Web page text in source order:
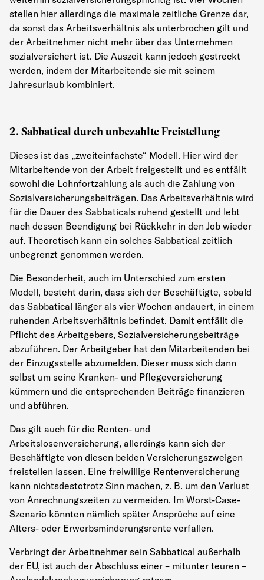
stellen hier allerdings die maximale zeitliche Grenze dar,
da sonst das Arbeitsverhältnis als unterbrochen gilt und
der Arbeitnehmer nicht mehr über das Unternehmen
sozialversichert ist. Die Auszeit kann jedoch gestreckt
werden, indem der Mitarbeitende sie mit seinem
Jahresurlaub kombiniert.
2. Sabbatical durch unbezahlte Freistellung
Dieses ist das „zweiteinfachste“ Modell. Hier wird der
Mitarbeitende von der Arbeit freigestellt und es entfällt
sowohl die Lohnfortzahlung als auch die Zahlung von
Sozialversicherungsbeiträgen. Das Arbeitsverhältnis wird
für die Dauer des Sabbaticals ruhend gestellt und lebt
nach dessen Beendigung bei Rückkehr in den Job wieder
auf. Theoretisch kann ein solches Sabbatical zeitlich
unbegrenzt genommen werden.
Die Besonderheit, auch im Unterschied zum ersten
Modell, besteht darin, dass sich der Beschäftigte, sobald
das Sabbatical länger als vier Wochen andauert, in einem
ruhenden Arbeitsverhältnis befindet. Damit entfällt die
Pflicht des Arbeitgebers, Sozialversicherungsbeiträge
abzuführen. Der Arbeitgeber hat den Mitarbeitenden bei
der Einzugsstelle abzumelden. Dieser muss sich dann
selbst um seine Kranken- und Pflegeversicherung
kümmern und die entsprechenden Beiträge finanzieren
und abführen.
Das gilt auch für die Renten- und
Arbeitslosenversicherung, allerdings kann sich der
Beschäftigte von diesen beiden Versicherungszweigen
freistellen lassen. Eine freiwillige Rentenversicherung
kann nichtsdestotrotz Sinn machen, z. B. um den Verlust
von Anrechnungszeiten zu vermeiden. Im Worst-Case-
Szenario könnten nämlich später Ansprüche auf eine
Alters- oder Erwerbsminderungsrente verfallen.
Verbringt der Arbeitnehmer sein Sabbatical außerhalb
der EU, ist auch der Abschluss einer – mitunter teuren –